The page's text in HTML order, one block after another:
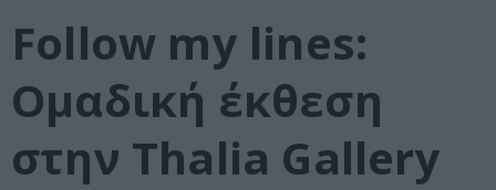
Follow my lines:
Ομαδική έκθεση
στην Thalia Gallery